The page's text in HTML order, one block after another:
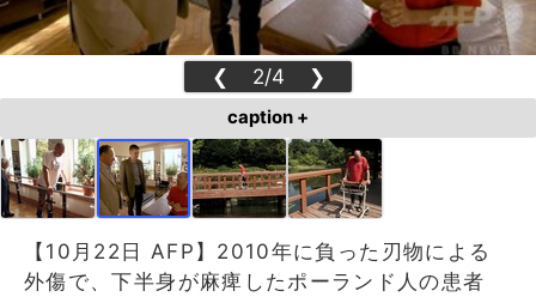
❮ 2/4 ❯
caption +
【10月22日 AFP】2010年に負った刃物による
外傷で、下半身が麻痺したポーランド人の患者